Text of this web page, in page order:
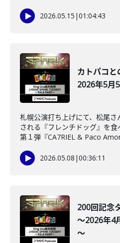
2026.05.15 |01:04:43
カトパコと
2026年5月
札幌公演打ち上げにて、松尾
される『フレンチドッグ』を
第１弾『CA7RIEL & Paco
2026.05.08 |00:36:11
200回記念
～2026年4
～